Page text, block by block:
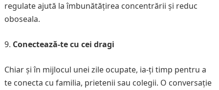
regulate ajută la îmbunătățirea concentrării și reduc
oboseala.
Conectează-te cu cei dragi
Chiar și în mijlocul unei zile ocupate, ia-ți timp pentru a
te conecta cu familia, prietenii sau colegii. O conversație